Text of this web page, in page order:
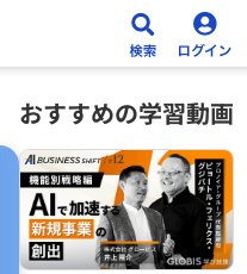
おすすめの学習動画